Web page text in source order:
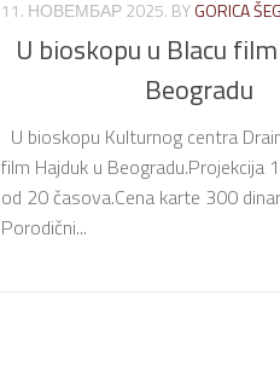
11. НОВЕМБАР 2025. BYGORICA
U bioskopu u Blacu
Beogradu
U bioskopu Kulturnog centra
film Hajduk u Beogradu.Projekcija
od 20 časova.Cena karte 300
Porodični...